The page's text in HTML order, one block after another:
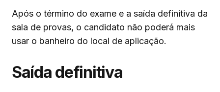
Após o término do exame e a saída definitiva da
sala de provas, o candidato não poderá mais
usar o banheiro do local de aplicação.
Saída definitiva